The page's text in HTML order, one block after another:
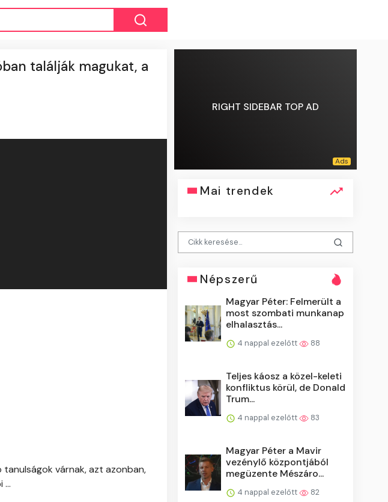
találják magukat, a
várnak, azt azonban,
RIGHT SIDEBAR TOP AD
Mai trendek
Népszerű
Magyar Péter: Felmerült a
most szombati munkanap
elhalasztás...
4 nappal ezelőtt 88
Teljes káosz a közel-keleti
konfliktus körül, de Donald
Trum...
4 nappal ezelőtt 83
Magyar Péter a Mavir
vezénylő központjából
megüzente Mészáro...
4 nappal ezelőtt 82